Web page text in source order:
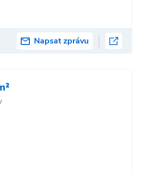
Napsat zprávu